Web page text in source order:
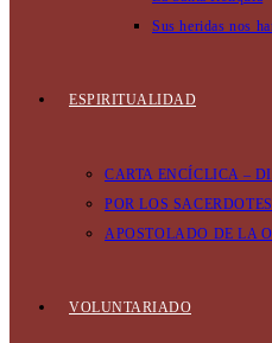
Sus heridas nos
ESPIRITUALIDAD
CARTA ENCÍCLICA –
POR LOS SACERDOTES
APOSTOLADO DE LA
VOLUNTARIADO